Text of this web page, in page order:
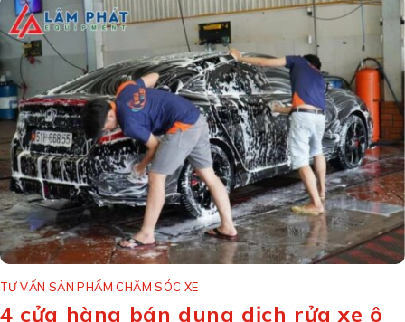
TƯ VẤN SẢN PHẨM CHĂM SÓC XE
4 cửa hàng bán dung dịch rửa xe ô